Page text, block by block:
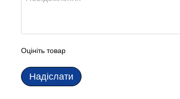
Оцініть товар
Надіслати